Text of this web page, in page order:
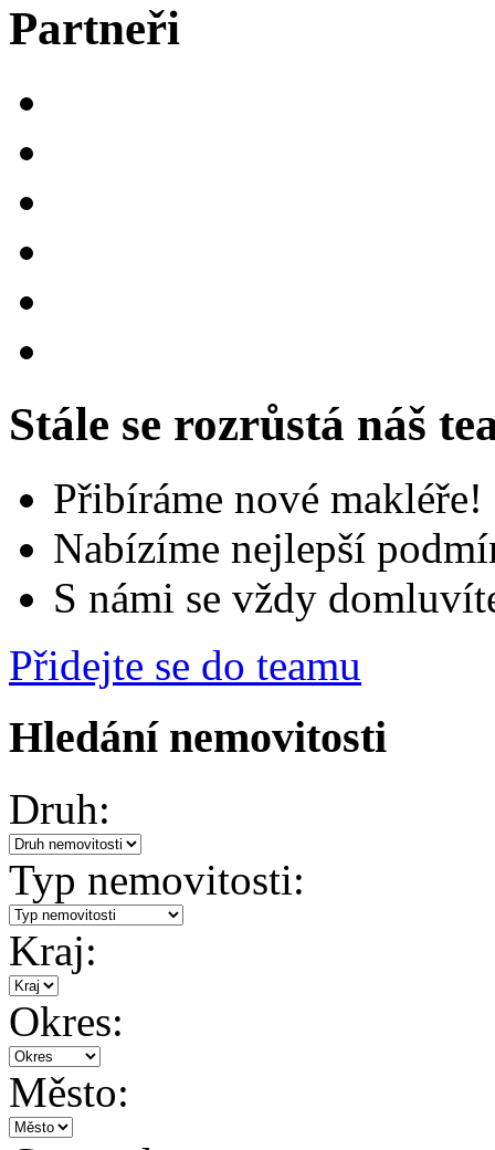
Partneři
Stále se rozrůstá náš
Přibíráme nové makléře!
Nabízíme nejlepší
S námi se vždy
Přidejte se do teamu
Hledání nemovitosti
Druh:
Typ nemovitosti:
Kraj:
Okres:
Město: